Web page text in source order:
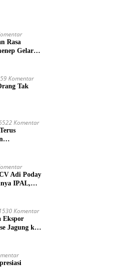
Rasa
Gelar
Komentar
Tak
Komentar
Adi Poday
IPAL,
Komentar
Ekspor
Jagung ke